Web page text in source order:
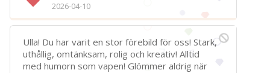
2026-04-10
Ulla! Du har varit en stor förebild för oss! Stark,
uthållig, omtänksam, rolig och kreativ! Alltid
med humorn som vapen! Glömmer aldrig när